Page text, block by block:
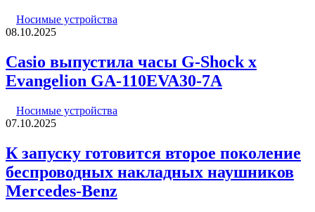
Носимые устройства
08.10.2025
Casio выпустила часы G-Shock x
Evangelion GA-110EVA30-7A
Носимые устройства
07.10.2025
К запуску готовится второе поколение
беспроводных накладных наушников
Mercedes-Benz